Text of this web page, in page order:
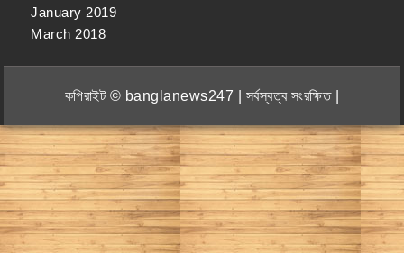
January 2019
March 2018
কপিরাইট © banglanews247 | সর্বস্বত্ব সংরক্ষিত |